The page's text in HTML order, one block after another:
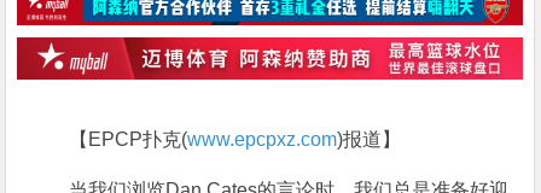
【EPCP扑克(www.epcpxz.com)报道】